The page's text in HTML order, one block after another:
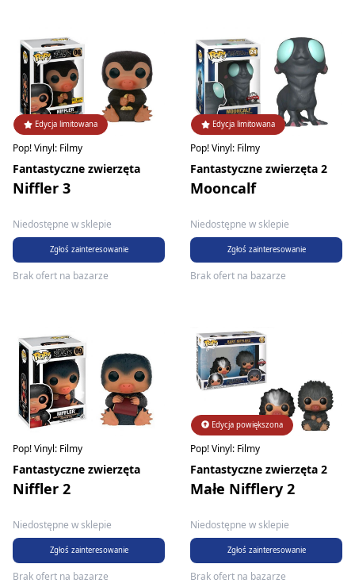
Edycja limitowana
Pop! Vinyl: Filmy
Fantastyczne zwierzęta
Niffler 3
Niedostępne w sklepie
Zgłoś zainteresowanie
Brak ofert na bazarze
Edycja limitowana
Pop! Vinyl: Filmy
Fantastyczne zwierzęta 2
Mooncalf
Niedostępne w sklepie
Zgłoś zainteresowanie
Brak ofert na bazarze
Pop! Vinyl: Filmy
Fantastyczne zwierzęta
Niffler 2
Niedostępne w sklepie
Zgłoś zainteresowanie
Brak ofert na bazarze
Edycja powiększona
Pop! Vinyl: Filmy
Fantastyczne zwierzęta 2
Małe Nifflery 2
Niedostępne w sklepie
Zgłoś zainteresowanie
Brak ofert na bazarze